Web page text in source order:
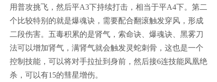
用普攻挑飞，然后平A3下持续打击，相当于平A4下。第二
个比较特别的就是爆魂诀，需要配合翻滚触发穿风，形成
二段伤害。五毒积累的是肾气，索命诀、爆魂诀、黑雾刀
法可以增加肾气，满肾气就会触发灵蛇刺骨，这也是一个
控制技能，可以将对手拉扯到身前，然后接6连技能凤凰绝
杀，可以有15的彗星增伤。